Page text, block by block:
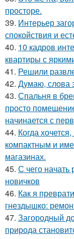
просторе.
39. Интерьер
спокойствия и
40. 10 кадров
квартиры с
41. Решили
42. Думаю, слова
43. Спальня в
просто
начинается с
44. Когда
компактным и
магазинах.
45. С чего начать
новичков
46. Как я
гнездышко:
47. Загородный
природа